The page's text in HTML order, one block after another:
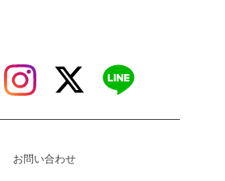
お問い合わせ